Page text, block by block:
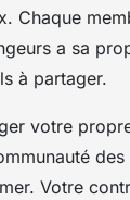
Chaque
a sa
à partager.
votre
Votre